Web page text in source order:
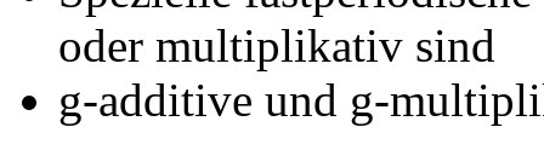
oder multiplikativ sind
g-additive und g-